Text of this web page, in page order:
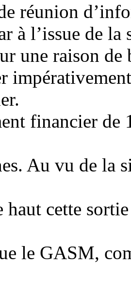
réunion
à l’issue de
une raison de
financier
Au vu de la
cette
le GASM,